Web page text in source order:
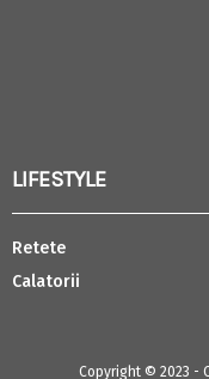
LIFESTYLE
Retete
Calatorii
Copyright © 2023 -